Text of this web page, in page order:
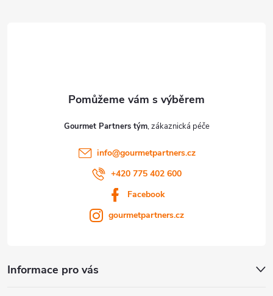
Informace pro vás
Gourmet Partners tým
info@gourmetpartners.cz
+420 775 402 600
Facebook
gourmetpartners.cz